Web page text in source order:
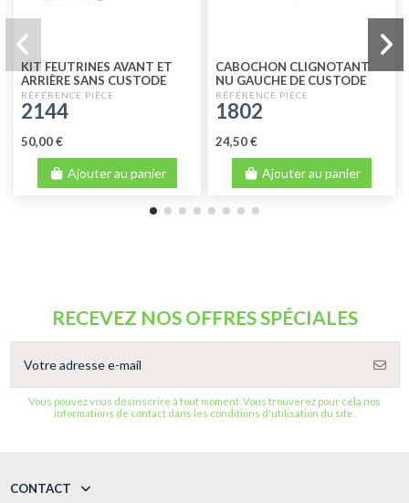
KIT FEUTRINES AVANT ET
ARRIÈRE SANS CUSTODE
COMPLÈTE DYANE
2144
50,00 €
Ajouter au panier
CABOCHON CLIGNOTANT
NU GAUCHE DE CUSTODE
AVANT 1964
1802
24,50 €
Ajouter au panier
RECEVEZ NOS OFFRES SPÉCIALES
Vous pouvez vous désinscrire à tout moment. Vous trouverez pour cela nos
informations de contact dans les conditions d'utilisation du site.
CONTACT